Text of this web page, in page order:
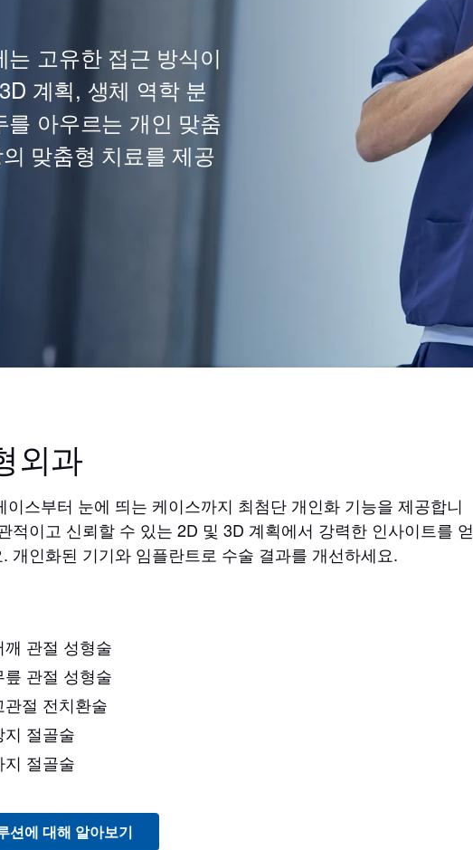
고유한 접근 방식이
계획, 생체 역학 분
아우르는 개인 맞춤
맞춤형 치료를 제공
외과
이스부터 눈에 띄는 케이스까지 최첨단 개인화 기능을 제공합니
적이고 신뢰할 수 있는 2D 및 3D 계획에서 강력한 인사이트를 얻
. 개인화된 기기와 임플란트로 수술 결과를 개선하세요.
깨 관절 성형술
릎 관절 성형술
관절 전치환술
지 절골술
지 절골술
션에 대해 알아보기